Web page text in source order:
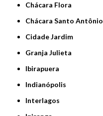
Chácara Flora
Chácara Santo Antônio
Cidade Jardim
Granja Julieta
Ibirapuera
Indianópolis
Interlagos